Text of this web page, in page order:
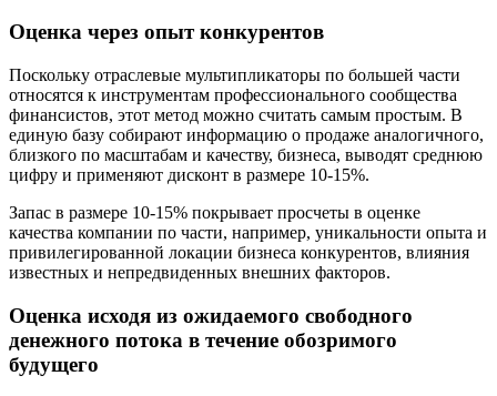
Оценка через опыт конкурентов
Поскольку отраслевые мультипликаторы по большей части
относятся к инструментам профессионального сообщества
финансистов, этот метод можно считать самым простым. В
единую базу собирают информацию о продаже аналогичного,
близкого по масштабам и качеству, бизнеса, выводят среднюю
цифру и применяют дисконт в размере 10-15%.
Запас в размере 10-15% покрывает просчеты в оценке
качества компании по части, например, уникальности опыта и
привилегированной локации бизнеса конкурентов, влияния
известных и непредвиденных внешних факторов.
Оценка исходя из ожидаемого свободного
денежного потока в течение обозримого
будущего